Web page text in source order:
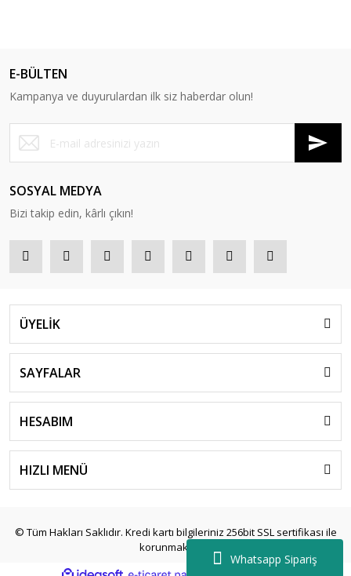
Whatsapp Sipariş
E-BÜLTEN
Kampanya ve duyurulardan ilk siz haberdar olun!
SOSYAL MEDYA
Bizi takip edin, kârlı çıkın!
ÜYELİK
SAYFALAR
HESABIM
HIZLI MENÜ
© Tüm Hakları Saklıdır. Kredi kartı bilgileriniz 256bit SSL sertifikası ile
korunmaktadır.